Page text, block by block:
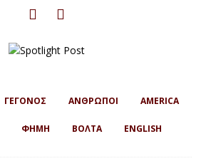
ΓΕΓΟΝΟΣ ΑΝΘΡΩΠΟΙ AMERICA
ΦΗΜΗ ΒΟΛΤΑ ENGLISH